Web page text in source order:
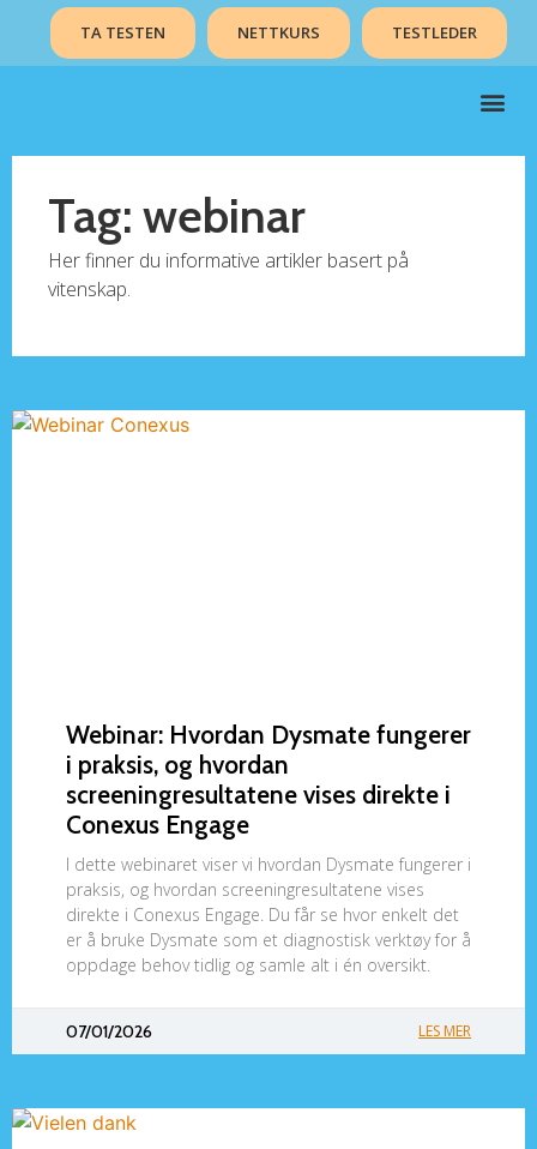
TA TESTEN NETTKURS TESTLEDER
Tag: webinar
Her finner du informative artikler basert på
vitenskap.
Webinar: Hvordan Dysmate fungerer
i praksis, og hvordan
screeningresultatene vises direkte i
Conexus Engage
I dette webinaret viser vi hvordan Dysmate fungerer i
praksis, og hvordan screeningresultatene vises
direkte i Conexus Engage. Du får se hvor enkelt det
er å bruke Dysmate som et diagnostisk verktøy for å
oppdage behov tidlig og samle alt i én oversikt.
LES MER
07/01/2026